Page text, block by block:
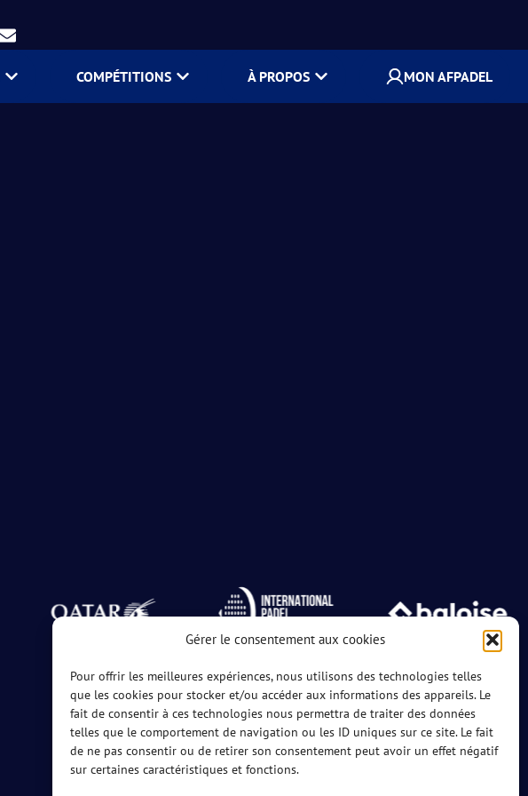
Gérer le consentement aux cookies
Pour offrir les meilleures expériences, nous utilisons des technologies telles
que les cookies pour stocker et/ou accéder aux informations des appareils. Le
fait de consentir à ces technologies nous permettra de traiter des données
telles que le comportement de navigation ou les ID uniques sur ce site. Le fait
de ne pas consentir ou de retirer son consentement peut avoir un effet négatif
sur certaines caractéristiques et fonctions.
COMPÉTITIONS À PROPOS MON AFPADEL